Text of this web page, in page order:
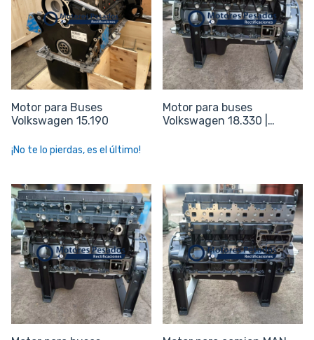
Motor para Buses
Volkswagen 15.190
¡No te lo pierdas, es el último!
Motor para buses
Volkswagen 18.330 |